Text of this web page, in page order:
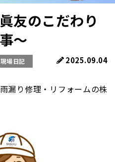
友のこだわり
～
現場日記 2025.09.04
漏り修理・リフォームの株